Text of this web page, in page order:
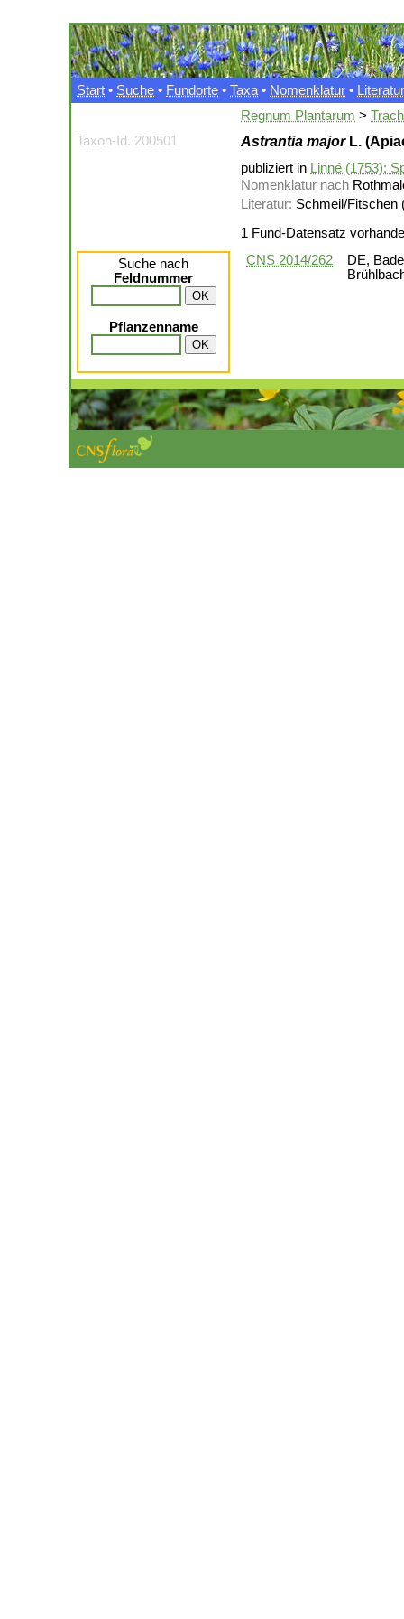
Start • Suche • Fundorte • Taxa • Nomenklatur • Literatur
Regnum Plantarum >
Taxon-Id. 200501
Astrantia major L.
publiziert in Linné (1753):
Nomenklatur nach
Literatur: Schmeil/Fitschen
1 Fund-Datensatz
Suche nach
Feldnummer
Pflanzenname
CNS 2014/262
DE,